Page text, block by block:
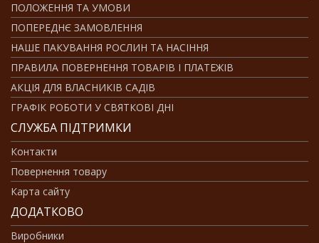
ПОЛОЖЕННЯ ТА УМОВИ
ПОПЕРЕДНЄ ЗАМОВЛЕННЯ
НАШЕ ПАКУВАННЯ РОСЛИН ТА НАСІННЯ
ПРАВИЛА ПОВЕРНЕННЯ ТОВАРІВ І ПЛАТЕЖІВ
АКЦІЯ ДЛЯ ВЛАСНИКІВ САДІВ
ГРАФІК РОБОТИ У СВЯТКОВІ ДНІ
СЛУЖБА ПІДТРИМКИ
Контакти
Повернення товару
Карта сайту
ДОДАТКОВО
Виробники